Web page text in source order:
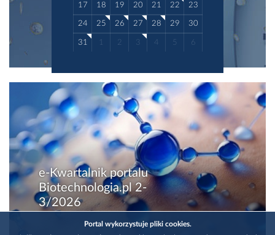
17 18 19 20 21 22 23
24 25 26 27 28 29 30
31 1 2 3 4 5 6
e-Kwartalnik portalu
Biotechnologia.pl 2-
3/2026
Portal wykorzystuje pliki cookies.